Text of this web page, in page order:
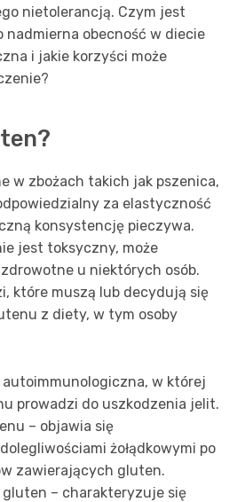
nietolerancją. Czym jest
nadmierna obecność w diecie
i jakie korzyści może
w zbożach takich jak pszenica,
za elastyczność
konsystencję pieczywa.
jest toksyczny, może
u niektórych osób.
które muszą lub decydują się
z diety, w tym osoby
autoimmunologiczna, w której
prowadzi do uszkodzenia jelit.
– objawia się
żołądkowymi po
zawierających gluten.
gluten – charakteryzuje się